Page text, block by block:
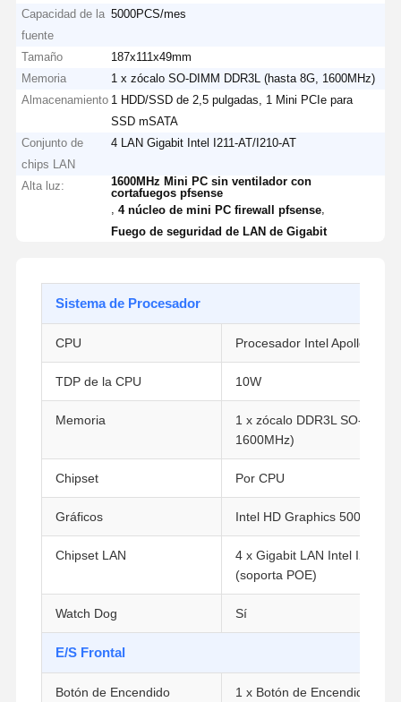
Capacidad de la
fuente
5000PCS/mes
Tamaño
187x111x49mm
Memoria
1 x zócalo SO-DIMM DDR3L (hasta 8G, 1600MHz)
Almacenamiento 1 HDD/SSD de 2,5 pulgadas, 1 Mini PCIe para
SSD mSATA
Conjunto de
chips LAN
4 LAN Gigabit Intel I211-AT/I210-AT
Alta luz:
1600MHz Mini PC sin ventilador con
cortafuegos pfsense
,4 núcleo de mini PC firewall pfsense
Fuego de seguridad de LAN de Gigabit
Sistema de Procesador
CPU Procesador Intel Apollo Lake
TDP de la CPU 10W
Memoria
1 x zócalo DDR3L SO-
1600MHz)
Chipset Por CPU
Gráficos Intel HD Graphics 500
Chipset LAN
4 x Gigabit LAN Intel I211-
(soporta POE)
Watch Dog Sí
E/S Frontal
Botón de Encendido
1 x Botón de Encendido, 1 x